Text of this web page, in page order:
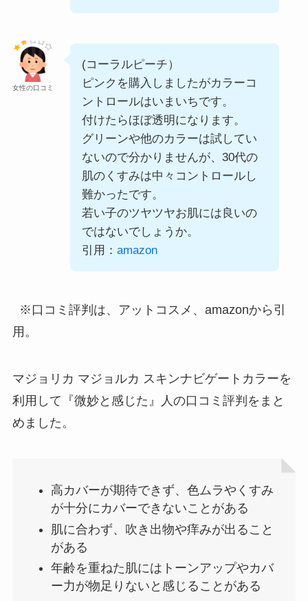
女性の口コミ
(コーラルピーチ）
ピンクを購入しましたがカラーコ
ントロールはいまいちです。
付けたらほぼ透明になります。
グリーンや他のカラーは試してい
ないので分かりませんが、30代の
肌のくすみは中々コントロールし
難かったです。
若い子のツヤツヤお肌には良いの
ではないでしょうか。
引用： amazon
※口コミ評判は、アットコスメ、amazonから引
用。
マジョリカ マジョルカ スキンナビゲートカラーを
利用して『微妙と感じた』人の口コミ評判をまと
めました。
高カバーが期待できず、色ムラやくすみ
が十分にカバーできないことがある
肌に合わず、吹き出物や痒みが出ること
がある
年齢を重ねた肌にはトーンアップやカバ
ー力が物足りないと感じることがある